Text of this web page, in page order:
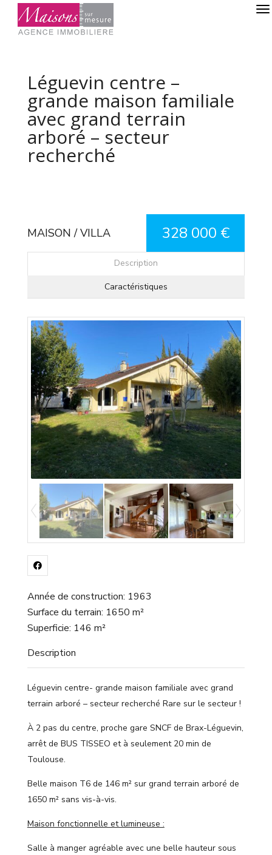
Léguevin centre –
grande maison familiale
avec grand terrain
arboré – secteur
recherché
MAISON / VILLA 328 000 €
Description
Caractéristiques
Année de construction: 1963
Surface du terrain: 1650 m²
Superficie: 146 m²
Description
Léguevin centre- grande maison familiale avec grand
terrain arboré – secteur recherché Rare sur le secteur !
À 2 pas du centre, proche gare SNCF de Brax-Léguevin,
arrêt de BUS TISSEO et à seulement 20 min de
Toulouse.
Belle maison T6 de 146 m² sur grand terrain arboré de
1650 m² sans vis-à-vis.
Maison fonctionnelle et lumineuse :
Salle à manger agréable avec une belle hauteur sous